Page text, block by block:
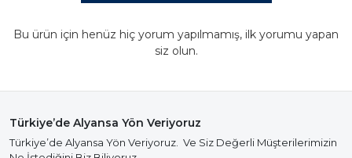
Bu ürün için henüz hiç yorum yapılmamış, ilk yorumu yapan
siz olun.
Türkiye’de Alyansa Yön Veriyoruz
Türkiye’de Alyansa Yön Veriyoruz. Ve Siz Değerli Müşterilerimizin